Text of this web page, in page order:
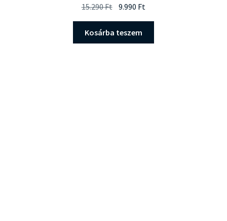
15.290Ft Original
was:
15.290 Ft.
9.990 Ft
9.990 Ft.
Kosárba teszem